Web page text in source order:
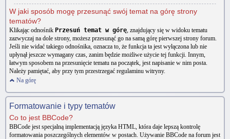
W jaki sposób mogę przesunąć swój temat na górę strony
tematów?
Klikając odnośnik Przesuń temat w górę, znajdujący się w widoku tematu
zazwyczaj na dole strony, możesz przesunąć go na samą górę pierwszej strony forum.
Jeśli nie widać takiego odnośnika, oznacza to, że funkcja ta jest wyłączona lub nie
upłynął jeszcze wymagany czas, zanim będzie możliwe użycie tej funkcji. Innym,
łatwym sposobem na przesunięcie tematu na początek, jest napisanie w nim posta.
Należy pamiętać, aby przy tym przestrzegać regulaminu witryny.
Na górę
Formatowanie i typy tematów
Co to jest BBCode?
BBCode jest specjalną implementacją języka HTML, która daje lepszą kontrolę
formatowania poszczególnych elementów w postach. Używanie BBCode na forum jest